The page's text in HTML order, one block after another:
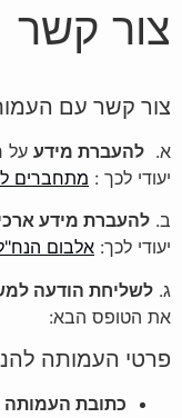
צור קשר
צור קשר עם
א. להעברת מידע על
יעודי לכך : מתחברים
ב. להעברת מידע
יעודי לכך: אלבום
ג. לשליחת הודעה
את הטופס הבא:
פרטי העמותה
כתובת